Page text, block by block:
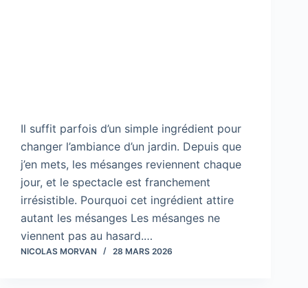
Il suffit parfois d’un simple ingrédient pour
changer l’ambiance d’un jardin. Depuis que
j’en mets, les mésanges reviennent chaque
jour, et le spectacle est franchement
irrésistible. Pourquoi cet ingrédient attire
autant les mésanges Les mésanges ne
viennent pas au hasard.…
NICOLAS MORVAN 28 MARS 2026